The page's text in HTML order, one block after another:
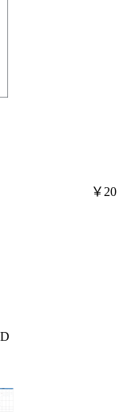
￥20